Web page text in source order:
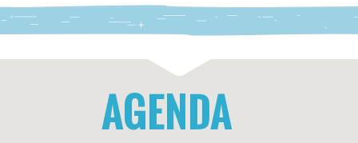
AGENDA